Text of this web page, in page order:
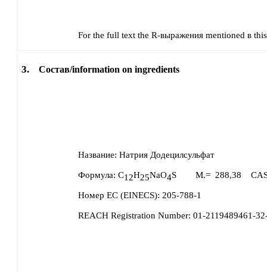
For the full text the R-выражения mentioned в
3. Состав/information on ingredients
Название: Натрия Додецилсульфат
Формула: C12H25NaO4S M.= 288,38
Номер ЕС (EINECS): 205-788-1
REACH Registration Number: 01-2119489461-